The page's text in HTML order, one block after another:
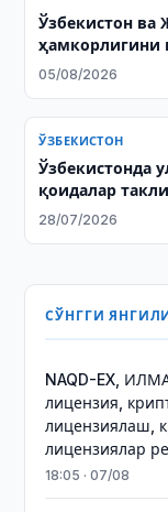
Ўзбекистон ва
05/08/2026
ЎЗБЕКИСТОН
Ўзбекистонда
қоидалар
28/07/2026
СЎНГГИ
NAQD-EX,
лицензия,
лицензиялаш,
лицензиялар
18:05 · 07/08